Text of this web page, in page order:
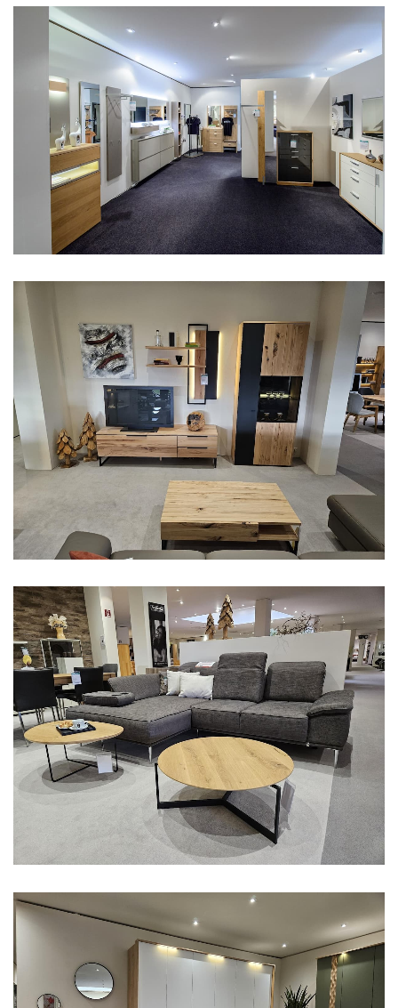
Aus unserer Ausstellung
Aus unserer Ausstellung
Aus unserer Ausstellung
Aus unserer Ausstellung